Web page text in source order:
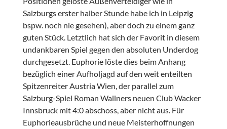
Salzburgs erster halber Stunde habe ich in Leipzig
bspw. noch nie gesehen), aber doch zu einem ganz
guten Stück. Letztlich hat sich der Favorit in diesem
undankbaren Spiel gegen den absoluten Underdog
durchgesetzt. Euphorie löste dies beim Anhang
bezüglich einer Aufholjagd auf den weit enteilten
Spitzenreiter Austria Wien, der parallel zum
Salzburg-Spiel Roman Wallners neuen Club Wacker
Innsbruck mit 4:0 abschoss, aber nicht aus. Für
Euphorieausbrüche und neue Meisterhoffnungen